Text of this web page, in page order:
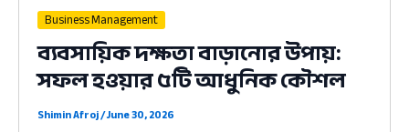
Business Management
ব্যবসায়িক দক্ষতা বাড়ানোর উপায়:
সফল হওয়ার ৫টি আধুনিক কৌশল
Shimin Afroj/June 30, 2026